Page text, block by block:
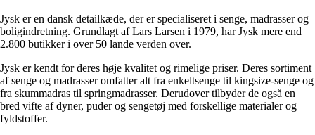
Jysk er en dansk detailkæde, der er specialiseret i senge, madrasser og
boligindretning. Grundlagt af Lars Larsen i 1979, har Jysk mere end
2.800 butikker i over 50 lande verden over.
Jysk er kendt for deres høje kvalitet og rimelige priser. Deres sortiment
af senge og madrasser omfatter alt fra enkeltsenge til kingsize-senge og
fra skummadras til springmadrasser. Derudover tilbyder de også en
bred vifte af dyner, puder og sengetøj med forskellige materialer og
fyldstoffer.